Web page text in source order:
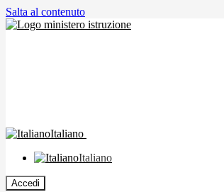
Salta al contenuto
Italiano
Italiano
Accedi